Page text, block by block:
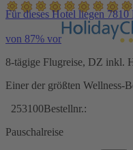
Für dieses Hotel liegen
von 87% vor
8-tägige Flugreise, DZ inkl.
Einer der größten Wellness-
253100Bestellnr.:
Pauschalreise